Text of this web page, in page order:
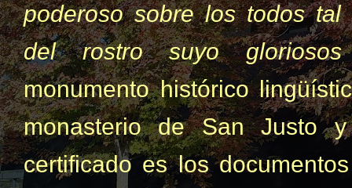
poderoso sobre los todos
del rostro suyo gloriosos
monumento histórico
monasterio de San Justo
certificado es los